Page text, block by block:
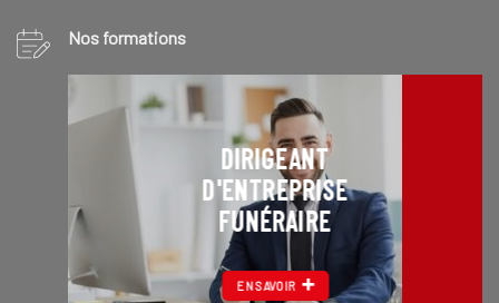
Nos formations
DIRIGEANT
D'ENTREPRISE
FUNÉRAIRE
EN SAVOIR